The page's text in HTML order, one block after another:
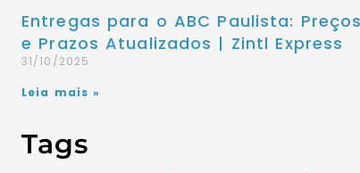
Entregas para o ABC Paulista: Preços
e Prazos Atualizados | Zintl Express
31/10/2025
Leia mais »
Tags